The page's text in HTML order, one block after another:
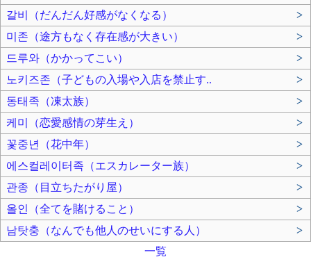
갈비（だんだん好感がなくなる）
>
미존（途方もなく存在感が大きい）
>
드루와（かかってこい）
>
노키즈존（子どもの入場や入店を禁止す..
>
동태족（凍太族）
>
케미（恋愛感情の芽生え）
>
꽃중년（花中年）
>
에스컬레이터족（エスカレーター族）
>
관종（目立ちたがり屋）
>
올인（全てを賭けること）
>
남탓충（なんでも他人のせいにする人）
>
一覧